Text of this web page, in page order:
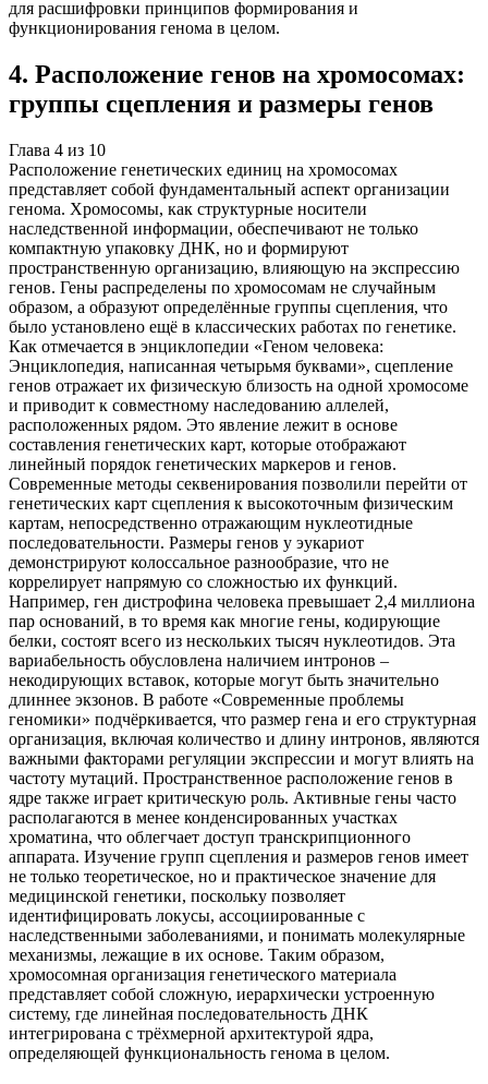
для расшифровки принципов формирования и
функционирования генома в целом.
4. Расположение генов на хромосомах:
группы сцепления и размеры генов
Глава 4 из 10
Расположение генетических единиц на хромосомах
представляет собой фундаментальный аспект организации
генома. Хромосомы, как структурные носители
наследственной информации, обеспечивают не только
компактную упаковку ДНК, но и формируют
пространственную организацию, влияющую на экспрессию
генов. Гены распределены по хромосомам не случайным
образом, а образуют определённые группы сцепления, что
было установлено ещё в классических работах по генетике.
Как отмечается в энциклопедии «Геном человека:
Энциклопедия, написанная четырьмя буквами», сцепление
генов отражает их физическую близость на одной хромосоме
и приводит к совместному наследованию аллелей,
расположенных рядом. Это явление лежит в основе
составления генетических карт, которые отображают
линейный порядок генетических маркеров и генов.
Современные методы секвенирования позволили перейти от
генетических карт сцепления к высокоточным физическим
картам, непосредственно отражающим нуклеотидные
последовательности. Размеры генов у эукариот
демонстрируют колоссальное разнообразие, что не
коррелирует напрямую со сложностью их функций.
Например, ген дистрофина человека превышает 2,4 миллиона
пар оснований, в то время как многие гены, кодирующие
белки, состоят всего из нескольких тысяч нуклеотидов. Эта
вариабельность обусловлена наличием интронов –
некодирующих вставок, которые могут быть значительно
длиннее экзонов. В работе «Современные проблемы
геномики» подчёркивается, что размер гена и его структурная
организация, включая количество и длину интронов, являются
важными факторами регуляции экспрессии и могут влиять на
частоту мутаций. Пространственное расположение генов в
ядре также играет критическую роль. Активные гены часто
располагаются в менее конденсированных участках
хроматина, что облегчает доступ транскрипционного
аппарата. Изучение групп сцепления и размеров генов имеет
не только теоретическое, но и практическое значение для
медицинской генетики, поскольку позволяет
идентифицировать локусы, ассоциированные с
наследственными заболеваниями, и понимать молекулярные
механизмы, лежащие в их основе. Таким образом,
хромосомная организация генетического материала
представляет собой сложную, иерархически устроенную
систему, где линейная последовательность ДНК
интегрирована с трёхмерной архитектурой ядра,
определяющей функциональность генома в целом.